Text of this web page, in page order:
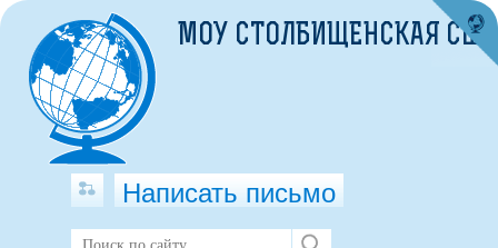
МОУ СТОЛБИЩЕНСКАЯ СШ
Написать письмо